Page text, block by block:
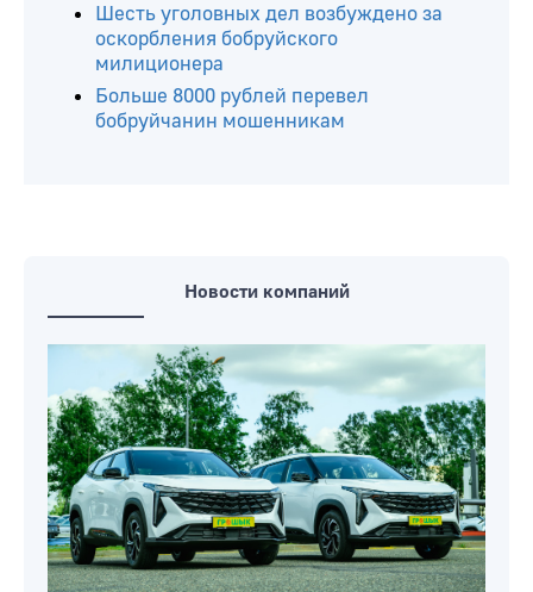
Шесть уголовных дел возбуждено за
оскорбления бобруйского
милиционера
Больше 8000 рублей перевел
бобруйчанин мошенникам
Новости компаний